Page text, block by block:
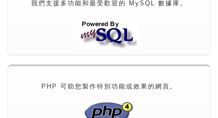
我們支援多功能和最受歡迎的 MySQL 數據庫。
PHP 可助您製作特別功能或效果的網頁。